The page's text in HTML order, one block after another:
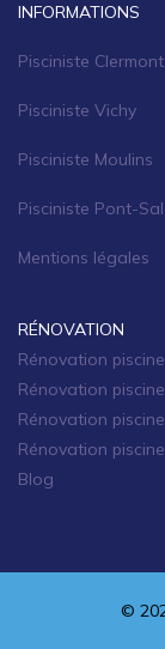
INFORMATIONS
Pisciniste
Pisciniste Vichy
Pisciniste Moulins
Pisciniste Pont-
Mentions légales
RÉNOVATION
Rénovation
Rénovation
Rénovation
Rénovation
Blog
©